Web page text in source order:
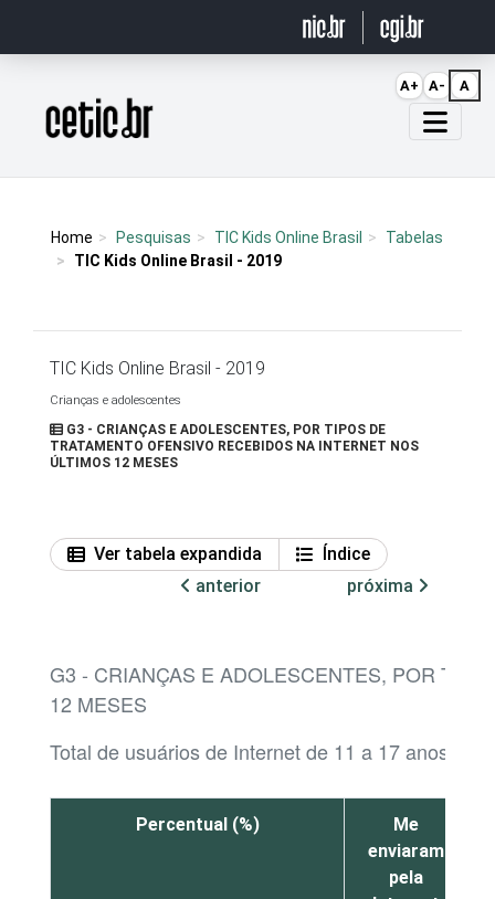
Página inicial
Home Pesquisas TIC Kids Online Brasil
Tabelas
TIC Kids Online Brasil - 2019
TIC Kids Online Brasil - 2019
Crianças e adolescentes
G3 - CRIANÇAS E ADOLESCENTES, POR TIPOS DE
TRATAMENTO OFENSIVO RECEBIDOS NA INTERNET NOS
ÚLTIMOS 12 MESES
Ver tabela expandida
Índice
anterior
próxima
G3 - CRIANÇAS E ADOLESCENTES, POR
12 MESES
Total de usuários de Internet de 11 a 17 anos¹
Percentual (%)
Me
enviaram
pela
A+ A- A